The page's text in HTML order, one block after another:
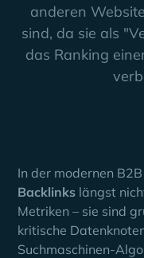
anderen
sind, da sie als
das Ranking
In der modernen
Backlinks längst
Metriken – sie sind
kritische
Suchmaschinen-